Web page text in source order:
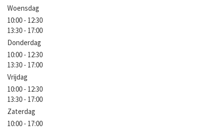
Woensdag
10:00 - 12:30
13:30 - 17:00
Donderdag
10:00 - 12:30
13:30 - 17:00
Vrijdag
10:00 - 12:30
13:30 - 17:00
Zaterdag
10:00 - 17:00